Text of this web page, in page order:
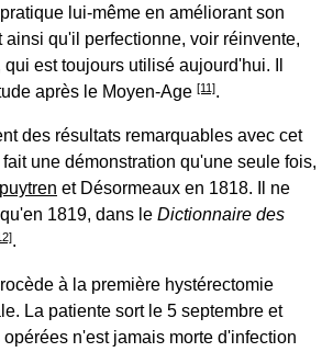
lui-même en améliorant son
ainsi qu'il perfectionne, voir réinvente,
qui est toujours utilisé aujourd'hui. Il
après le Moyen-Age [11].
des résultats remarquables avec cet
une démonstration qu'une seule fois,
et Désormeaux en 1818. Il ne
1819, dans le Dictionnaire des
.
à la première hystérectomie
La patiente sort le 5 septembre et
n'est jamais morte d'infection